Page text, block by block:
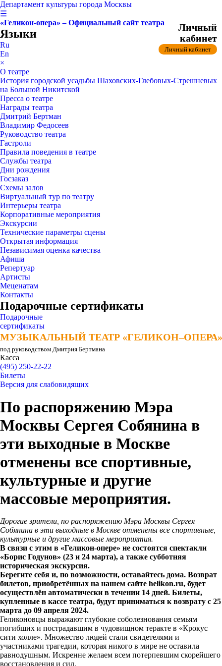
Департамент культуры города Москвы
☰
«Геликон-опера» – Официальный сайт театра
Языки
Ru
En
×
О театре
История городской усадьбы Шаховских-Глебовых-Стрешневых
на Большой Никитской
Пресса о театре
Награды театра
Дмитрий Бертман
Владимир Федосеев
Руководство театра
Гастроли
Правила поведения в театре
Службы театра
Дни рождения
Госзаказ
Схемы залов
Виртуальный тур по театру
Интерьеры театра
Корпоративные мероприятия
Экскурсии
Технические параметры сцены
Открытая информация
Независимая оценка качества
Афиша
Репертуар
Артисты
Меценатам
Контакты
Подарочные сертификаты
Подарочные
сертификаты
МУЗЫКАЛЬНЫЙ ТЕАТР «ГЕЛИКОН–ОПЕРА»
МУЗЫКАЛЬНЫЙ ТЕАТР «ГЕЛИКОН–ОПЕРА»
под руководством Дмитрия Бертмана
Касса
(495) 250-22-22
Личный
кабинет
Личный кабинет
Билеты
Версия для слабовидящих
По распоряжению Мэра
Москвы Сергея Собянина в
эти выходные в Москве
отменены все спортивные,
культурные и другие
массовые мероприятия.
Дорогие зрители, по распоряжению Мэра Москвы Сергея
Собянина в эти выходные в Москве отменены все спортивные,
культурные и другие массовые мероприятия.
В связи с этим в «Геликон-опере» не состоятся спектакли
«Борис Годунов» (23 и 24 марта), а также субботняя
историческая экскурсия.
Берегите себя и, по возможности, оставайтесь дома. Возврат
билетов, приобретённых на нашем сайте helikon.ru, будет
осуществлён автоматически в течении 14 дней. Билеты,
купленные в кассе театра, будут приниматься к возврату с 25
марта до 09 апреля 2024.
Геликоновцы выражают глубокие соболезнования семьям
погибших и пострадавшим в чудовищном теракте в «Крокус
сити холле». Множество людей стали свидетелями и
участниками трагедии, которая никого в мире не оставила
равнодушным. Искренне желаем всем потерпевшим скорейшего
восстановления и сил.